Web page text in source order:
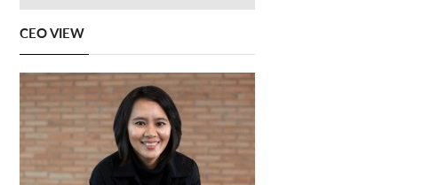
CEO VIEW
Previous Next